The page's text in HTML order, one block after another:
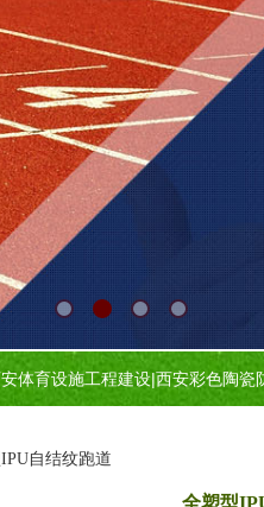
体育设施工程建设|西安彩色陶瓷
自结纹跑道
全塑型